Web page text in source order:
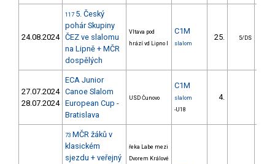
24.08.2024
117 5. Český
pohár Skupiny
ČEZ ve slalomu
na Lipně + MČR
dospělých
Vltava pod
hrází vd Lipno I
C1M
slalom
25. 5/DS
27.07.2024
28.07.2024
ECA Junior
Canoe Slalom
European Cup -
Bratislava
USD Čunovo
C1M
slalom
-U18
4.
73 MČR žáků v
klasickém
sjezdu + veřejný
řeka Labe mezi
Dvorem Králové